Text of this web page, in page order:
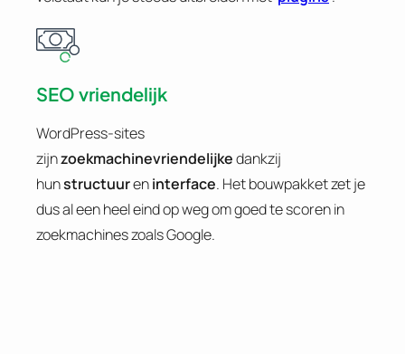
SEO vriendelijk
WordPress-sites
zijnzoekmachinevriendelijkedankzij
hunstructuureninterface. Het bouwpakket zet je
dus al een heel eind op weg om goed te scoren in
zoekmachines zoals Google.